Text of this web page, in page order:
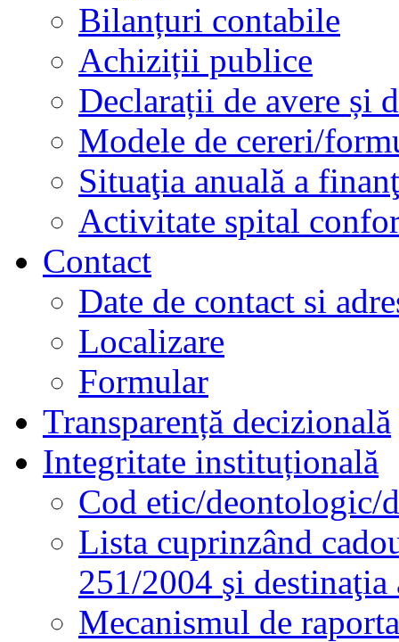
Bilanțuri contabile
Achiziții publice
Declarații de avere și
Modele de cereri/
Situaţia anuală a
Activitate spital
Contact
Date de contact si
Localizare
Formular
Transparență decizională
Integritate instituțională
Cod etic/deontologic/
Lista cuprinzând
251/2004 şi destinaţia
Mecanismul de